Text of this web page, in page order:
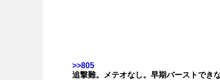
>>805
追撃難。メテオなし。早期バーストでき